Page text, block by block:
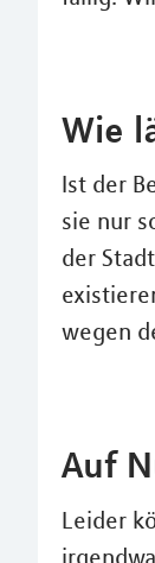
Wie
Ist der
sie nur
der
wegen
Auf
Leider